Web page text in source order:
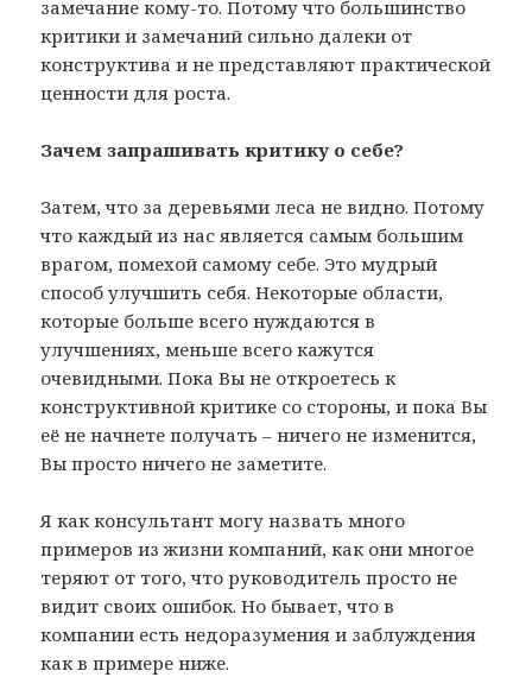
замечание кому-то. Потому что большинство
критики и замечаний сильно далеки от
конструктива и не представляют практической
ценности для роста.
Зачем запрашивать критику о себе?
Затем, что за деревьями леса не видно. Потому
что каждый из нас является самым большим
врагом, помехой самому себе. Это мудрый
способ улучшить себя. Некоторые области,
которые больше всего нуждаются в
улучшениях, меньше всего кажутся
очевидными. Пока Вы не откроетесь к
конструктивной критике со стороны, и пока Вы
её не начнете получать – ничего не изменится,
Вы просто ничего не заметите.
Я как консультант могу назвать много
примеров из жизни компаний, как они многое
теряют от того, что руководитель просто не
видит своих ошибок. Но бывает, что в
компании есть недоразумения и заблуждения
как в примере ниже.